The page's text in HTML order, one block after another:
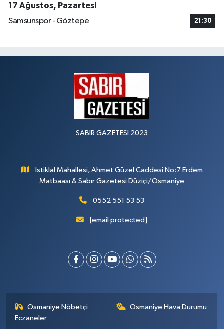
17 Ağustos, Pazartesi
Samsunspor - Göztepe
21:30
SABIR GAZETESİ 2023
İstiklal Mahallesi, Ahmet Güzel Caddesi No:7 Erdem
Matbaası & Sabır Gazetesi Düziçi/Osmaniye
0552 551 53 53
[email protected]
Osmaniye Nöbetçi
Eczaneler
Osmaniye Hava Durumu